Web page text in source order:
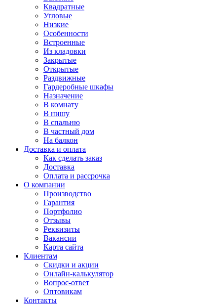
Квадратные
Угловые
Низкие
Особенности
Встроенные
Из кладовки
Закрытые
Открытые
Раздвижные
Гардеробные шкафы
Назначение
В комнату
В нишу
В спальню
В частный дом
На балкон
Доставка и оплата
Как сделать заказ
Доставка
Оплата и рассрочка
О компании
Производство
Гарантия
Портфолио
Отзывы
Реквизиты
Вакансии
Карта сайта
Клиентам
Скидки и акции
Онлайн-калькулятор
Вопрос-ответ
Оптовикам
Контакты